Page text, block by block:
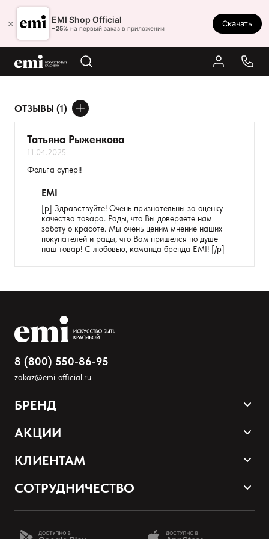
× EMI Shop Official
−25% на первый заказ в приложении
Скачать
Ростов-на-Дону
8 (800) 550-86-95
Каталог
Акции
Оплата и доставка
О нас
Контакты
ОТЗЫВЫ (1)
ДОБАВИТЬ ОТЗЫВ
Ваше имя
Расскажите о впечатлениях
Оставить анонимно
Добавьте фото
Загрузить файл
Добавить отзыв
Татьяна Рыженкова
11.04.2025
Фольга супер!!
EMI
[p] Здравствуйте! Очень признательны за оценку
качества товара. Рады, что Вы доверяете нам
заботу о красоте. Мы очень ценим мнение наших
покупателей и рады, что Вам пришелся по душе
наш товар! С любовью, команда бренда EMI! [/p]
8 (800) 550-86-95
zakaz@emi-official.ru
БРЕНД
Продукция
АКЦИИ
Sale
Программа лояльности
КЛИЕНТАМ
Оплата и доставка
СОТРУДНИЧЕСТВО
Стать партнером EMI
Школа EMI онлайн